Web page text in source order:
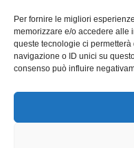
Per fornire le migliori
memorizzare e/o accedere alle
queste tecnologie ci
navigazione o ID unici su
consenso può influire
Contattaci: